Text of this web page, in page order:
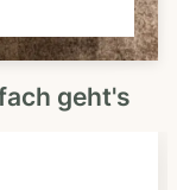
geht's